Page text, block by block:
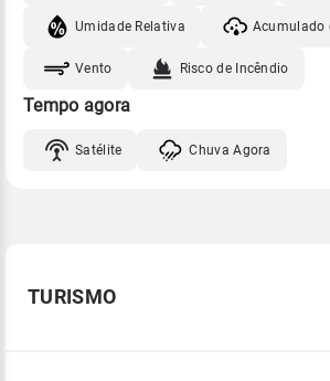
Umidade Relativa Acumulado
Vento Risco de Incêndio
Tempo agora
Satélite Chuva Agora
TURISMO